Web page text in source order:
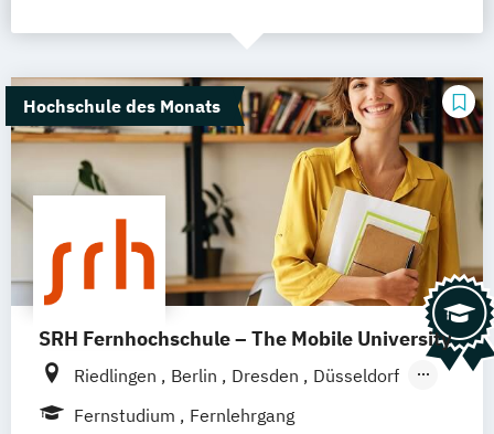
Hochschule des Monats
SRH Fernhochschule – The Mobile University
Riedlingen Berlin Dresden
Düsseldorf
Hamburg
Hannover Köln
Fernstudium
Fernlehrgang